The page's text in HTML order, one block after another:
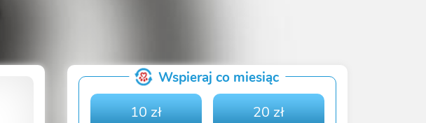
Wspieraj co miesiąc
10 zł 20 zł